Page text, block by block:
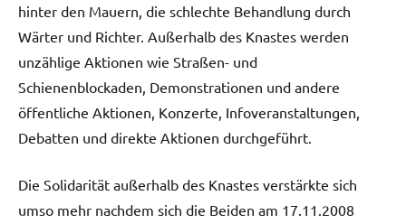
hinter den Mauern, die schlechte Behandlung durch
Wärter und Richter. Außerhalb des Knastes werden
unzählige Aktionen wie Straßen- und
Schienenblockaden, Demonstrationen und andere
öffentliche Aktionen, Konzerte, Infoveranstaltungen,
Debatten und direkte Aktionen durchgeführt.
Die Solidarität außerhalb des Knastes verstärkte sich
umso mehr nachdem sich die Beiden am 17.11.2008